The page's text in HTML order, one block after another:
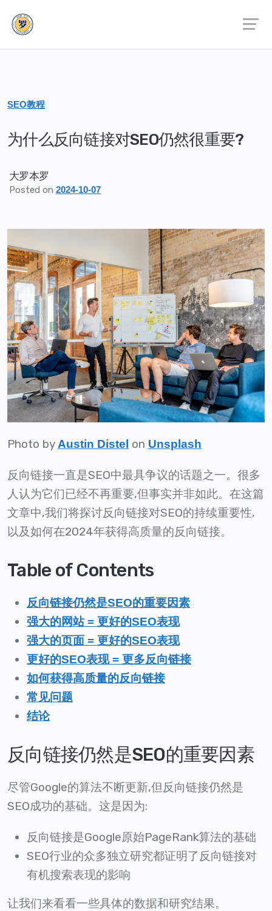
SEO教程
为什么反向链接对SEO仍然很重要?
大罗本罗
Posted on 2024-10-07
Photo by Austin Distel on Unsplash
反向链接一直是SEO中最具争议的话题之一。很多
人认为它们已经不再重要,但事实并非如此。在这篇
文章中,我们将探讨反向链接对SEO的持续重要性,
以及如何在2024年获得高质量的反向链接。
Table of Contents
反向链接仍然是SEO的重要因素
强大的网站 = 更好的SEO表现
强大的页面 = 更好的SEO表现
更好的SEO表现 = 更多反向链接
如何获得高质量的反向链接
常见问题
结论
反向链接仍然是SEO的重要因素
尽管Google的算法不断更新,但反向链接仍然是
SEO成功的基础。这是因为:
反向链接是Google原始PageRank算法的基础
SEO行业的众多独立研究都证明了反向链接对
有机搜索表现的影响
让我们来看看一些具体的数据和研究结果。